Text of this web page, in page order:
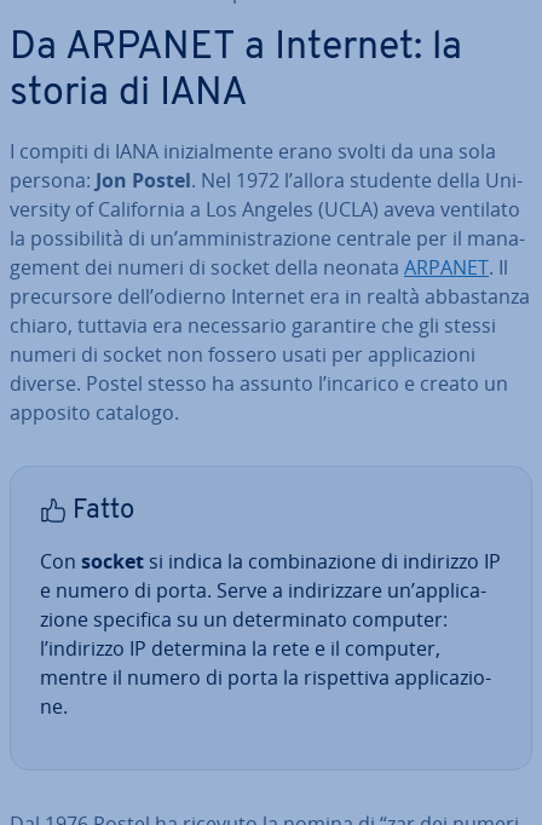
Da ARPANET a Internet: la
storia di IANA
I compiti di IANA ini­zial­men­te erano svolti da una sola
persona: Jon Postel. Nel 1972 l’allora studente della Uni­
ver­si­ty of Ca­li­for­nia a Los Angeles (UCLA) aveva ventilato
la pos­si­bi­li­tà di un’am­mi­ni­stra­zio­ne centrale per il ma­na­
ge­ment dei numeri di socket della neonata ARPANET. Il
pre­cur­so­re dell’odierno Internet era in realtà ab­ba­stan­za
chiaro, tuttavia era ne­ces­sa­rio garantire che gli stessi
numeri di socket non fossero usati per ap­pli­ca­zio­ni
diverse. Postel stesso ha assunto l’incarico e creato un
apposito catalogo.
Fatto
Con socket si indica la com­bi­na­zio­ne di indirizzo IP
e numero di porta. Serve a in­di­riz­za­re un’ap­pli­ca­
zio­ne specifica su un de­ter­mi­na­to computer:
l’indirizzo IP determina la rete e il computer,
mentre il numero di porta la ri­spet­ti­va ap­pli­ca­zio­
ne.